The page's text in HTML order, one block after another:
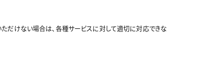
だけない場合は、各種サービスに対して適切に対応できな